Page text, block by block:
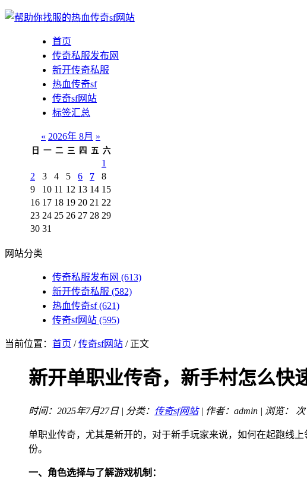
首页
传奇私服发布网
新开传奇私服
热血传奇sf
传奇sf网站
标签汇总
« 2026年 8月 »
日 一 二 三 四 五 六
1
2
3 4 5 6 7
8
9
10 11 12 13 14 15
16 17 18 19 20 21 22
23 24 25 26 27 28 29
30 31
网站分类
传奇私服发布网 (613)
新开传奇私服 (582)
热血传奇sf(621)
传奇sf网站 (595)
当前位置： 首页 /传奇sf网站 / 正文
新开单职业传奇，新手村怎么快
时间：2025年7月27日 | 分类： 传奇sf网站| 作者：admin | 浏览：
单职业传奇，尤其是新开的，对于新手玩家来说，如何在起跑线
份。
一、角色选择与了解游戏机制：